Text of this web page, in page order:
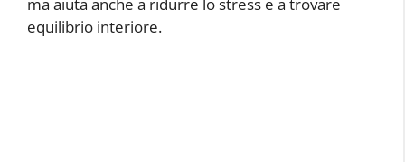
equilibrio interiore.